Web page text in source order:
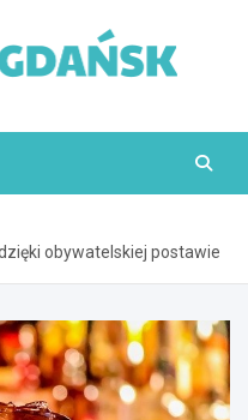
obywatelskiej postawie